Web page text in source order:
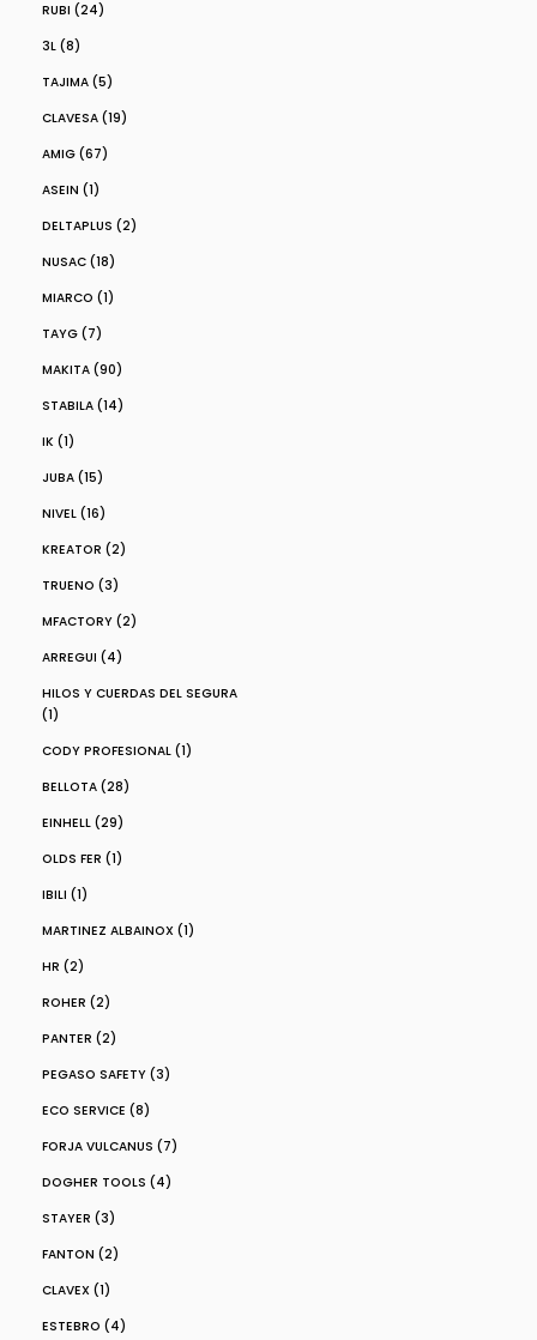
RUBI (24)
3L (8)
TAJIMA (5)
CLAVESA (19)
AMIG (67)
ASEIN (1)
DELTAPLUS (2)
NUSAC (18)
MIARCO (1)
TAYG (7)
MAKITA (90)
STABILA (14)
IK (1)
JUBA (15)
NIVEL (16)
KREATOR (2)
TRUENO (3)
MFACTORY (2)
ARREGUI (4)
HILOS Y CUERDAS DEL SEGURA
(1)
CODY PROFESIONAL (1)
BELLOTA (28)
EINHELL (29)
OLDS FER (1)
IBILI (1)
MARTINEZ ALBAINOX (1)
HR (2)
ROHER (2)
PANTER (2)
PEGASO SAFETY (3)
ECO SERVICE (8)
FORJA VULCANUS (7)
DOGHER TOOLS (4)
STAYER (3)
FANTON (2)
CLAVEX (1)
ESTEBRO (4)